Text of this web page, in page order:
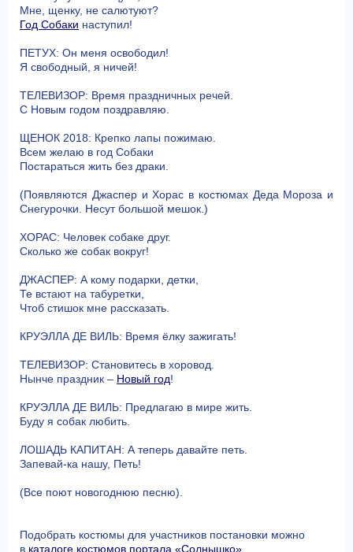
Мне, щенку, не салютуют?
Год Собаки наступил!
ПЕТУХ: Он меня освободил!
Я свободный, я ничей!
ТЕЛЕВИЗОР: Время праздничных речей.
С Новым годом поздравляю.
ЩЕНОК 2018: Крепко лапы пожимаю.
Всем желаю в год Собаки
Постараться жить без драки.
(Появляются Джаспер и Хорас в костюмах Деда Мороза и
Снегурочки. Несут большой мешок.)
ХОРАС: Человек собаке друг.
Сколько же собак вокруг!
ДЖАСПЕР: А кому подарки, детки,
Те встают на табуретки,
Чтоб стишок мне рассказать.
КРУЭЛЛА ДЕ ВИЛЬ: Время ёлку зажигать!
ТЕЛЕВИЗОР: Становитесь в хоровод.
Нынче праздник – Новый год!
КРУЭЛЛА ДЕ ВИЛЬ: Предлагаю в мире жить.
Буду я собак любить.
ЛОШАДЬ КАПИТАН: А теперь давайте петь.
Запевай-ка нашу, Петь!
(Все поют новогоднюю песню).
Подобрать костюмы для участников постановки можно
в каталоге костюмов портала «Солнышко»